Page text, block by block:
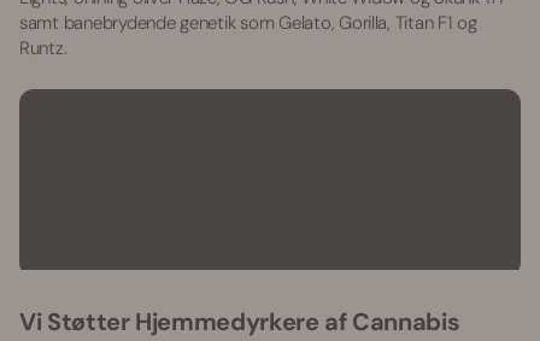
samt banebrydende genetik som Gelato, Gorilla, Titan F1 og
Runtz.
Vi Støtter Hjemmedyrkere af Cannabis